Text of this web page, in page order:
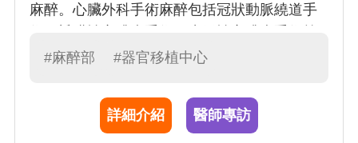
麻醉。心臟外科手術麻醉包括冠狀動脈繞道手
之麻醉。胸腔手術麻醉則包括了胸腔腫瘤手
腔麻醉未來工作強調：改善病人運送過程之安
全與照護之整體性、提昇體外心肺循環之照護
#麻醉部 #器官移植中心
詳細介紹 醫師專訪